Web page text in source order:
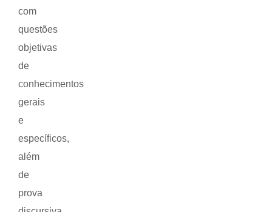
com
questões
objetivas
de
conhecimentos
gerais
e
específicos,
além
de
prova